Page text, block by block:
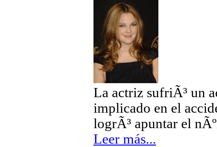
La actriz sufriÃ³ un
implicado en el
logrÃ³ apuntar el
Leer más...